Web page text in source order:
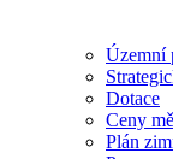
Územní
Dotace
Ceny
Plán